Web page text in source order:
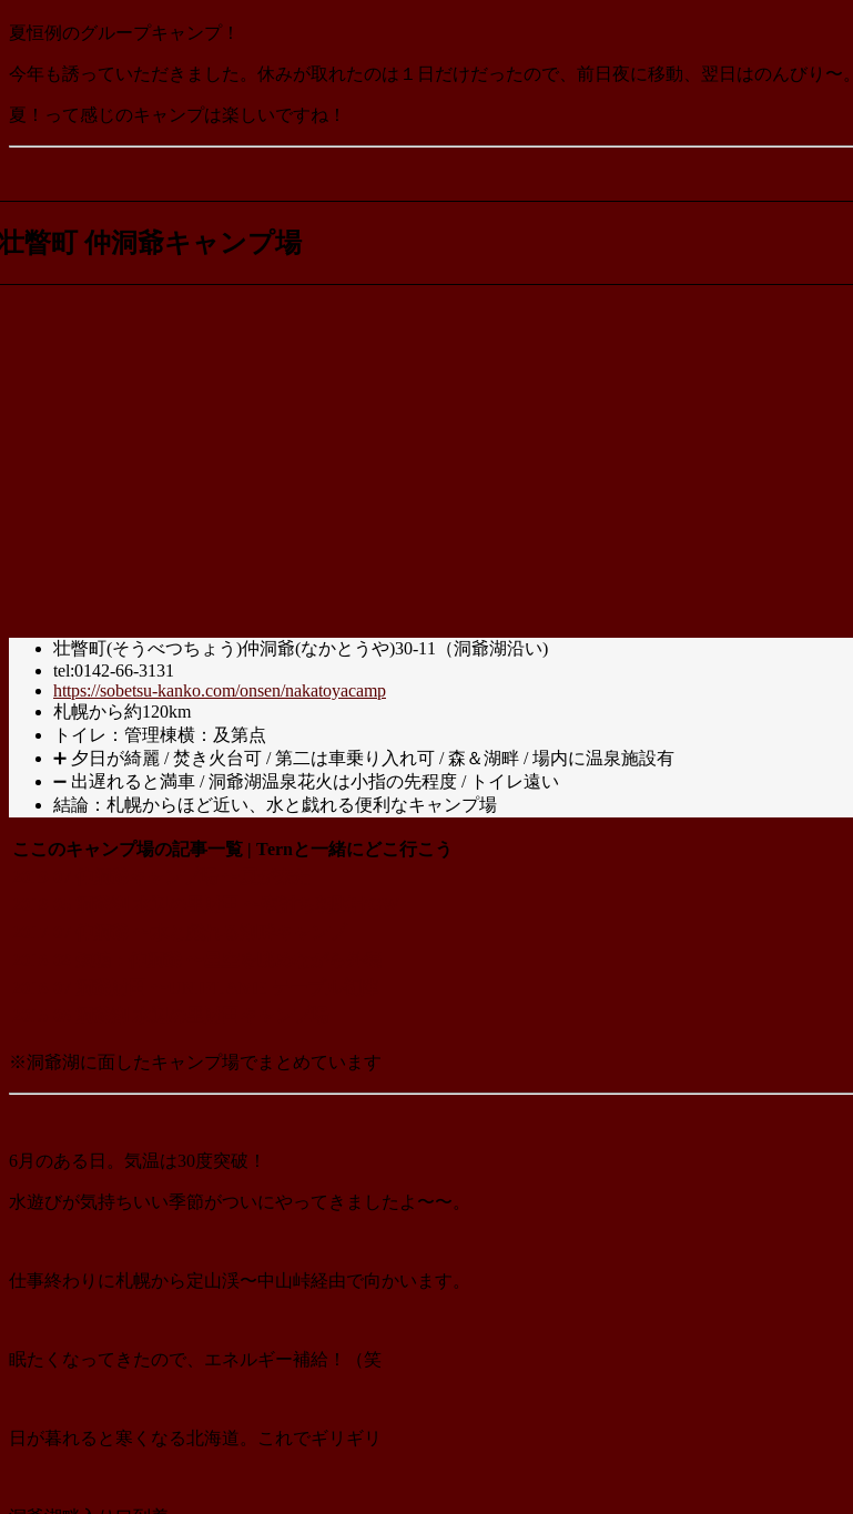
夏恒例のグループキャンプ！
今年も誘っていただきました。休みが取れたのは１日だけだったので、前日夜に移動、翌日はのんびり〜。
夏！って感じのキャンプは楽しいですね！
瞥町 仲洞爺キャンプ場
壮瞥町(そうべつちょう)仲洞爺(なかとうや)30-11（洞爺湖沿い)
tel:0142-66-3131
https://sobetsu-kanko.com/onsen/nakatoyacamp
札幌から約120km
トイレ：管理棟横：及第点
➕ 夕日が綺麗 / 焚き火台可 / 第二は車乗り入れ可 / 森＆湖畔 / 場内に温泉施設有
➖ 出遅れると満車 / 洞爺湖温泉花火は小指の先程度 / トイレ遠い
結論：札幌からほど近い、水と戯れる便利なキャンプ場
ここのキャンプ場の記事一覧 | Ternと一緒にどこ行こう
※洞爺湖に面したキャンプ場でまとめています
6月のある日。気温は30度突破！
水遊びが気持ちいい季節がついにやってきましたよ〜〜。
仕事終わりに札幌から定山渓〜中山峠経由で向かいます。
眠たくなってきたので、エネルギー補給！（笑
日が暮れると寒くなる北海道。これでギリギリ